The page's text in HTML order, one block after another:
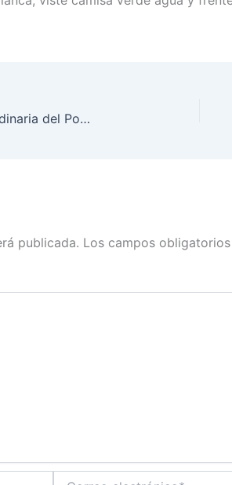
Avanza la preparación de la Elección Extraordinaria del Poder Judicial 2025: INE Sinaloa
publicada. Los campos